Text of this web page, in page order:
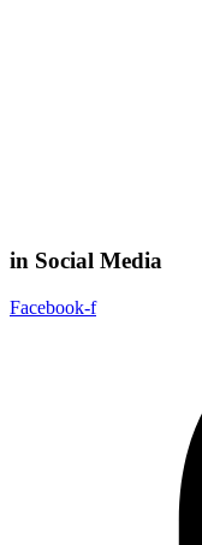
in Social Media
Facebook-f